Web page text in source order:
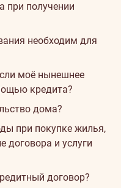
при получении
необходим для
моё нынешнее
кредита?
дома?
при покупке жилья,
договора и услуги
договор?